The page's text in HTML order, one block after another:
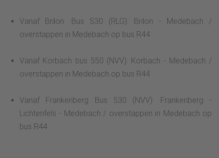
Vanaf Brilon: Bus S30 (RLG): Brilon - Medebach /
overstappen in Medebach op bus R44
Vanaf Korbach bus 550 (NVV): Korbach - Medebach /
overstappen in Medebach op bus R44
Vanaf Frankenberg Bus 530 (NVV): Frankenberg -
Lichtenfels - Medebach / overstappen in Medebach op
bus R44